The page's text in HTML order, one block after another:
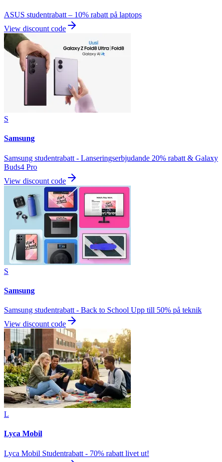
ASUS studentrabatt – 10% rabatt på laptops
View discount code
S
Samsung
Samsung studentrabatt - Lanseringserbjudande 20% rabatt & Galaxy
Buds4 Pro
View discount code
S
Samsung
Samsung studentrabatt - Back to School Upp till 50% på teknik
View discount code
L
Lyca Mobil
Lyca Mobil Studentrabatt - 70% rabatt livet ut!